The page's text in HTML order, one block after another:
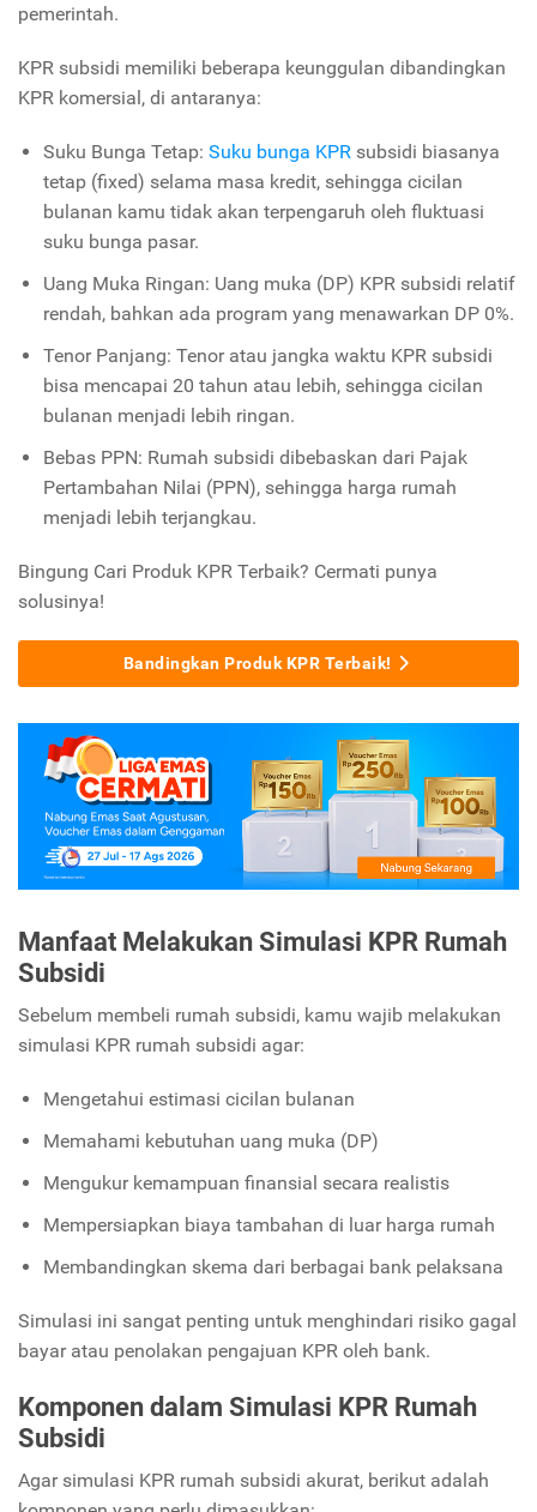
pemerintah.
KPR subsidi memiliki beberapa keunggulan dibandingkan
KPR komersial, di antaranya:
Suku Bunga Tetap: Suku bunga KPRsubsidi biasanya
tetap (fixed) selama masa kredit, sehingga cicilan
bulanan kamu tidak akan terpengaruh oleh fluktuasi
suku bunga pasar.
Uang Muka Ringan: Uang muka (DP) KPR subsidi relatif
rendah, bahkan ada program yang menawarkan DP 0%.
Tenor Panjang: Tenor atau jangka waktu KPR subsidi
bisa mencapai 20 tahun atau lebih, sehingga cicilan
bulanan menjadi lebih ringan.
Bebas PPN: Rumah subsidi dibebaskan dari Pajak
Pertambahan Nilai (PPN), sehingga harga rumah
menjadi lebih terjangkau.
Bingung Cari Produk KPR Terbaik? Cermati punya
solusinya!
Bandingkan Produk KPR Terbaik!
Manfaat Melakukan Simulasi KPR Rumah
Subsidi
Sebelum membeli rumah subsidi, kamu wajib melakukan
simulasi KPR rumah subsidi agar:
Mengetahui estimasi cicilan bulanan
Memahami kebutuhan uang muka (DP)
Mengukur kemampuan finansial secara realistis
Mempersiapkan biaya tambahan di luar harga rumah
Membandingkan skema dari berbagai bank pelaksana
Simulasi ini sangat penting untuk menghindari risiko gagal
bayar atau penolakan pengajuan KPR oleh bank.
Komponen dalam Simulasi KPR Rumah
Subsidi
Agar simulasi KPR rumah subsidi akurat, berikut adalah